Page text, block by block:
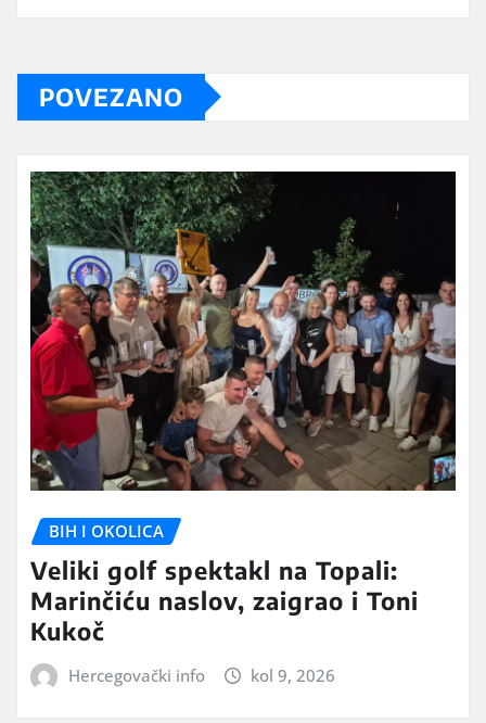
POVEZANO
BIH I OKOLICA
Veliki golf spektakl na Topali:
Marinčiću naslov, zaigrao i Toni
Kukoč
Hercegovački info kol 9, 2026